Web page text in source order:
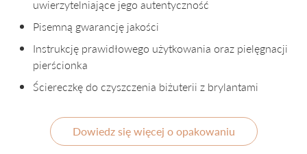
uwierzytelniające jego autentyczność
Pisemną gwarancję jakości
Instrukcję prawidłowego użytkowania oraz pielęgnacji
pierścionka
Ściereczkę do czyszczenia biżuterii z brylantami
Dowiedz się więcej o opakowaniu